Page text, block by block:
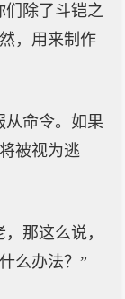
们除了斗铠之
，用来制作
从命令。如果
被视为逃
那这么说，
么办法？”